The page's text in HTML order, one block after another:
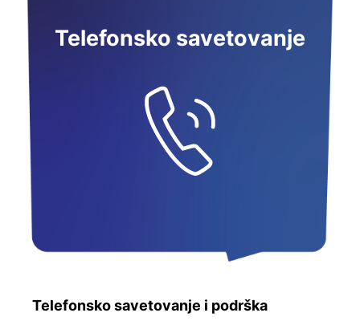
Telefonsko savetovanje
Telefonsko savetovanje i podrška